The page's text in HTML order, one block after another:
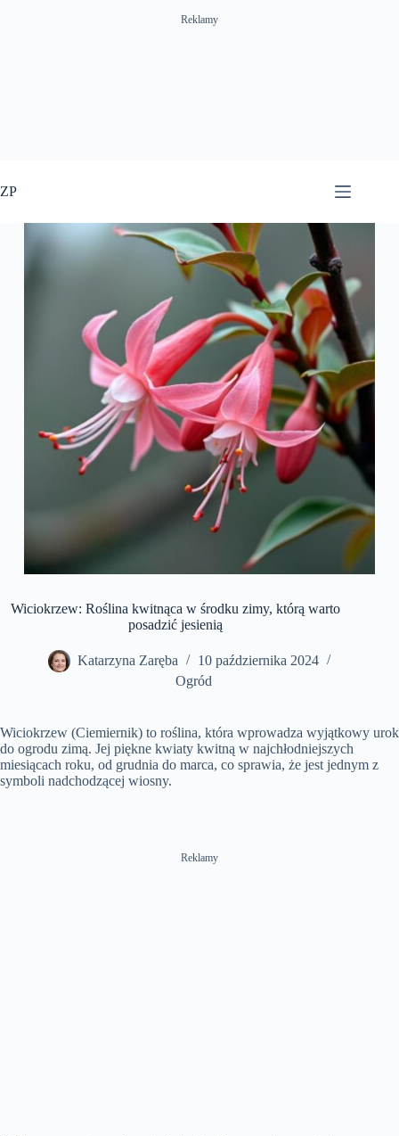
Reklamy
do
treści
ZP
Wiciokrzew: Roślina kwitnąca w środku zimy, którą warto
posadzić jesienią
Katarzyna Zaręba
10 października 2024
Ogród
Wiciokrzew (Ciemiernik) to roślina, która wprowadza wyjątkowy urok
do ogrodu zimą. Jej piękne kwiaty kwitną w najchłodniejszych
miesiącach roku, od grudnia do marca, co sprawia, że jest jednym z
symboli nadchodzącej wiosny.
Reklamy